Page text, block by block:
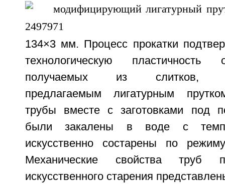
134×3 мм. Процесс прокатки
технологическую
получаемых из слитков,
предлагаемым лигатурным
трубы вместе с заготовками под
были закалены в воде с
искусственно состарены по
Механические свойства труб
искусственного старения